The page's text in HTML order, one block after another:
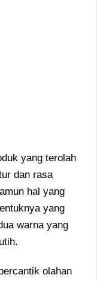
yang terolah
dan rasa
hal yang
yang
warna yang
olahan